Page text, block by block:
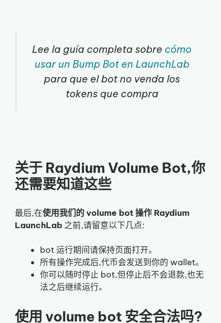
Lee la guía completa sobre cómo
usar un Bump Bot en LaunchLab
para que el bot no venda los
tokens que compra
关于 Raydium Volume Bot,你
还需要知道这些
最后,在使用我们的 volume bot 操作 Raydium
LaunchLab 之前,请留意以下几点:
bot 运行期间请保持页面打开。
所有操作完成后,代币会发送到你的 wallet。
你可以随时停止 bot,但停止后不会退款,也无
法之后继续运行。
使用 volume bot 安全合法吗?